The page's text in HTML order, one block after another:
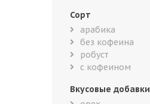
Сорт
арабика
без кофеина
робуст
с кофеином
Вкусовые добавки